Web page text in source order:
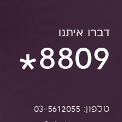
דברו איתנו
8809
*
טלפון:03-5612055